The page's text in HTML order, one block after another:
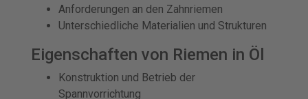
Anforderungen an den Zahnriemen
Unterschiedliche Materialien und Strukturen
Eigenschaften von Riemen in Öl
Konstruktion und Betrieb der
Spannvorrichtung